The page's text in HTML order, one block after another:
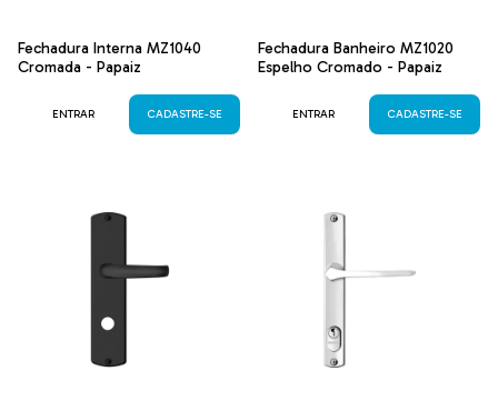
Fechadura Interna MZ1040
Cromada - Papaiz
ENTRAR CADASTRE-SE
Fechadura Banheiro MZ1020
Espelho Cromado - Papaiz
ENTRAR CADASTRE-SE